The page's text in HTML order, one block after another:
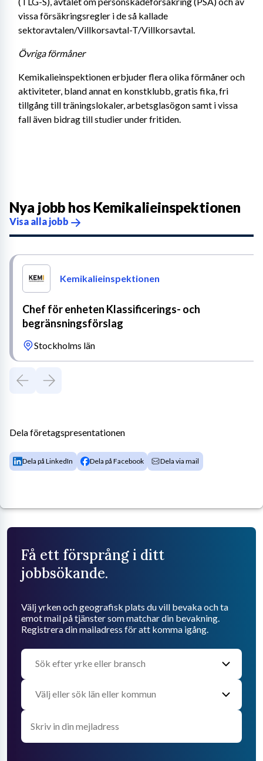
vissa försäkringsregler i de så kallade
sektoravtalen/Villkorsavtal-T/Villkorsavtal.
Övriga förmåner
Kemikalieinspektionen erbjuder flera olika förmåner och
aktiviteter, bland annat en konstklubb, gratis fika, fri
tillgång till träningslokaler, arbetsglasögon samt i vissa
fall även bidrag till studier under fritiden.
Nya jobb hos Kemikalieinspektionen
Visa alla jobb
Kemikalieinspektionen
Chef för enheten Klassificerings- och
begränsningsförslag
Stockholms län
Dela företagspresentationen
Dela på LinkedIn Dela på Facebook Dela via mail
Få ett försprång i ditt
jobbsökande.
Välj yrken och geografisk plats du vill bevaka och ta
emot mail på tjänster som matchar din bevakning.
Registrera din mailadress för att komma igång.